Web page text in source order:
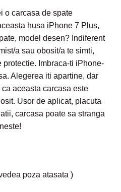
o carcasa de spate
husa iPhone 7 Plus,
model desen? Indiferent
a sau obosit/a te simti,
Imbraca-ti iPhone-
Alegerea iti apartine, dar
aceasta carcasa este
Usor de aplicat, placuta
carcasa poate sa stranga
poza atasata )